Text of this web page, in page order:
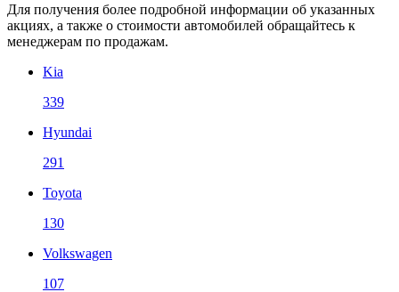
Для получения более подробной информации об указанных
акциях, а также о стоимости автомобилей обращайтесь к
менеджерам по продажам.
Kia
339
Hyundai
291
Toyota
130
Volkswagen
107